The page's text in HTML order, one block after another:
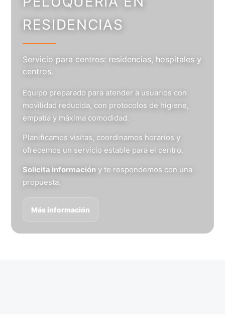
RESIDENCIAS
Servicio para centros: residencias, hospitales y
centros.
Equipo preparado para atender a usuarios con
movilidad reducida, con protocolos de higiene,
empatía y máxima comodidad.
Planificamos visitas, coordinamos horarios y
ofrecemos un servicio estable para el centro.
Solicita información y te respondemos con una
propuesta.
Más información